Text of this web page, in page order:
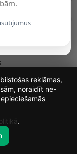
reklāmas,
noraidīt ne-
.